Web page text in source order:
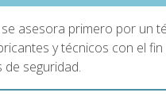
asesora primero por un
y técnicos con el
seguridad.